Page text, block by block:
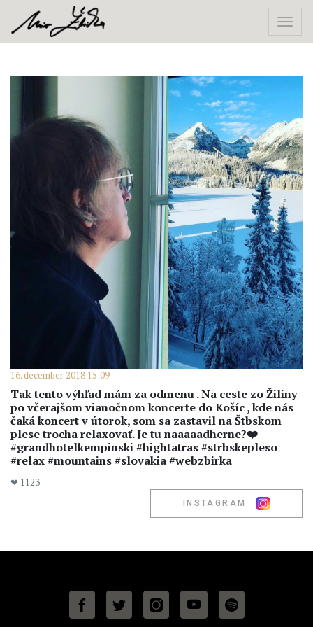
16. december 2018 15:09
Tak tento výhľad mám za odmenu . Na ceste zo Žiliny
po včerajšom vianočnom koncerte do Košíc , kde nás
čaká koncert v útorok, som sa zastavil na Štbskom
plese trocha relaxovať. Je tu naaaaadherne?❤️
#grandhotelkempinski #hightatras #strbskepleso
#relax #mountains #slovakia #webzbirka
❤ 1123
INSTAGRAM